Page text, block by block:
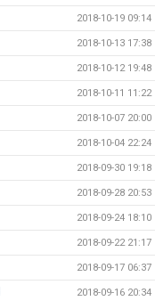
2018-10-19 09:14
2018-10-13 17:38
2018-10-12 19:48
2018-10-11 11:22
2018-10-07 20:00
2018-10-04 22:24
2018-09-30 19:18
2018-09-28 20:53
2018-09-24 18:10
2018-09-22 21:17
2018-09-17 06:37
2018-09-16 20:34